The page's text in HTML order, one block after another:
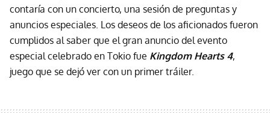
contaría con un concierto, una sesión de preguntas y
anuncios especiales. Los deseos de los aficionados fueron
cumplidos al saber que el gran anuncio del evento
especial celebrado en Tokio fue Kingdom Hearts 4,
juego que se dejó ver con un primer tráiler.